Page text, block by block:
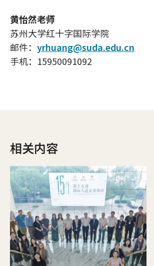
黄怡然老师
苏州大学红十字国际学院
邮件： yrhuang@suda.edu.cn
手机：15950091092
相关内容